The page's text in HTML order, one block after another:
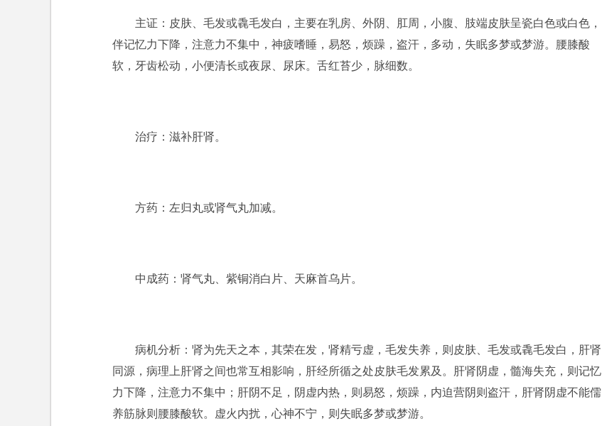
主证：皮肤、毛发或毳毛发白，主要在乳房、外阴、肛周，小腹、肢端皮肤呈瓷白色或白色，
伴记忆力下降，注意力不集中，神疲嗜睡，易怒，烦躁，盗汗，多动，失眠多梦或梦游。腰膝酸
软，牙齿松动，小便清长或夜尿、尿床。舌红苔少，脉细数。
治疗：滋补肝肾。
方药：左归丸或肾气丸加减。
中成药：肾气丸、紫铜消白片、天麻首乌片。
病机分析：肾为先天之本，其荣在发，肾精亏虚，毛发失养，则皮肤、毛发或毳毛发白，肝肾
同源，病理上肝肾之间也常互相影响，肝经所循之处皮肤毛发累及。肝肾阴虚，髓海失充，则记忆
力下降，注意力不集中；肝阴不足，阴虚内热，则易怒，烦躁，内迫营阴则盗汗，肝肾阴虚不能儒
养筋脉则腰膝酸软。虚火内扰，心神不宁，则失眠多梦或梦游。